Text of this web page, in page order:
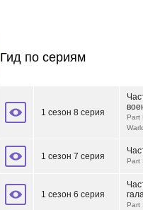
Гид по сериям
1 сезон 8 серия
Part
1 сезон 7 серия Part
1 сезон 6 серия
Part